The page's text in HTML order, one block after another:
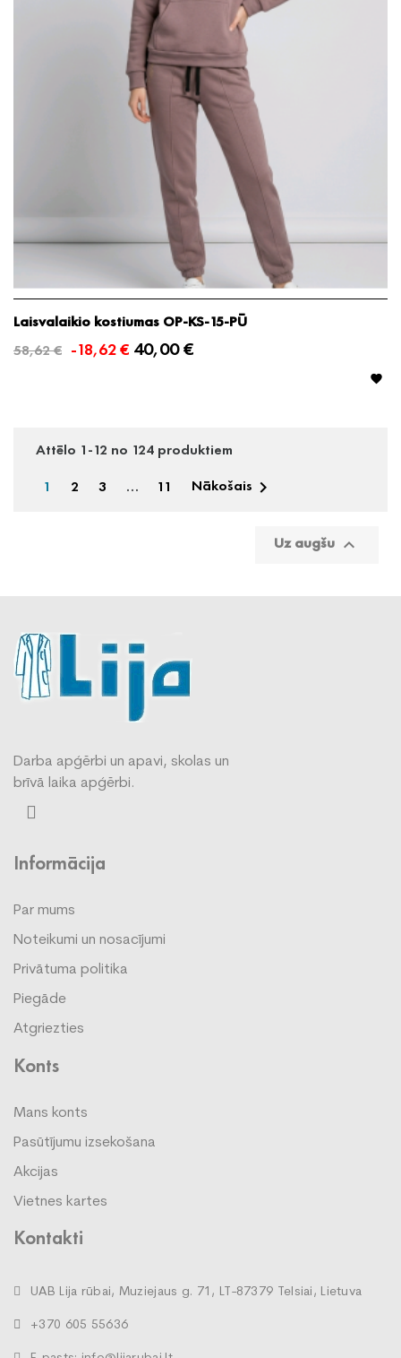
Laisvalaikio kostiumas OP-KS-15-PŪ
58,62 € -18,62 € 40,00 €

Attēlo 1-12 no 124 produktiem
1
2 3 … 11 Nākošais 
Uz augšu 
Darba apģērbi un apavi, skolas un
brīvā laika apģērbi.
Informācija
Par mums
Noteikumi un nosacījumi
Privātuma politika
Piegāde
Atgriezties
Konts
Mans konts
Pasūtījumu izsekošana
Akcijas
Vietnes kartes
Kontakti
UAB Lija rūbai, Muziejaus g. 71, LT-87379 Telsiai, Lietuva
+370 605 55636